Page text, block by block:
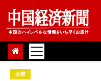
Skip
content
企業